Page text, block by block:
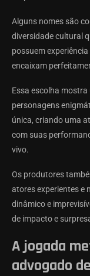
Alguns nomes são
diversidade cultural
possuem
encaixam
Essa escolha
personagens
única, criando uma
com suas
vivo.
Os produtores
atores experientes e
dinâmico e
de impacto e
A jogada
advogado